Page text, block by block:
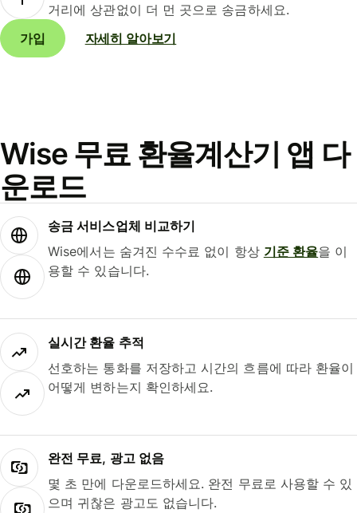
거리에 상관없이 더 먼 곳으로 송금하세요.
가입
자세히 알아보기
Wise 무료 환율계산기 앱 다
운로드
송금 서비스업체 비교하기
Wise에서는 숨겨진 수수료 없이 항상 기준 환율을 이
용할 수 있습니다.
실시간 환율 추적
선호하는 통화를 저장하고 시간의 흐름에 따라 환율이
어떻게 변하는지 확인하세요.
완전 무료, 광고 없음
몇 초 만에 다운로드하세요. 완전 무료로 사용할 수 있
으며 귀찮은 광고도 없습니다.